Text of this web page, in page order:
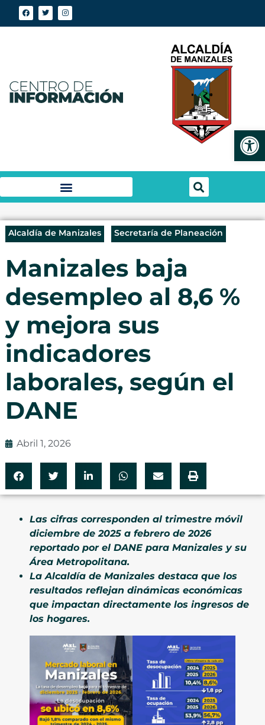
Alcaldía de Manizales Secretaría de Planeación
Manizales baja
desempleo al 8,6 %
y mejora sus
indicadores
laborales, según el
DANE
Abril 1, 2026
Las cifras corresponden al trimestre móvil
diciembre de 2025 a febrero de 2026
reportado por el DANE para Manizales y su
Área Metropolitana.
La Alcaldía de Manizales destaca que los
resultados reflejan dinámicas económicas
que impactan directamente los ingresos de
los hogares.